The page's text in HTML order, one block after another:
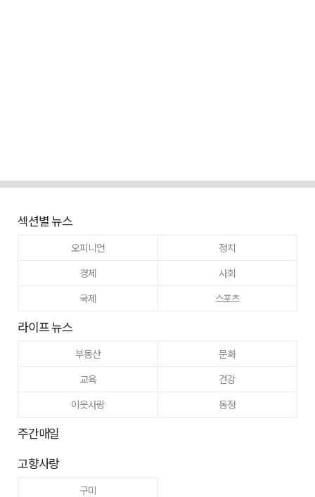
섹션별 뉴스
오피니언
정치
경제
사회
국제
스포츠
라이프 뉴스
부동산
문화
교육
건강
이웃사랑
동정
주간매일
고향사랑
구미